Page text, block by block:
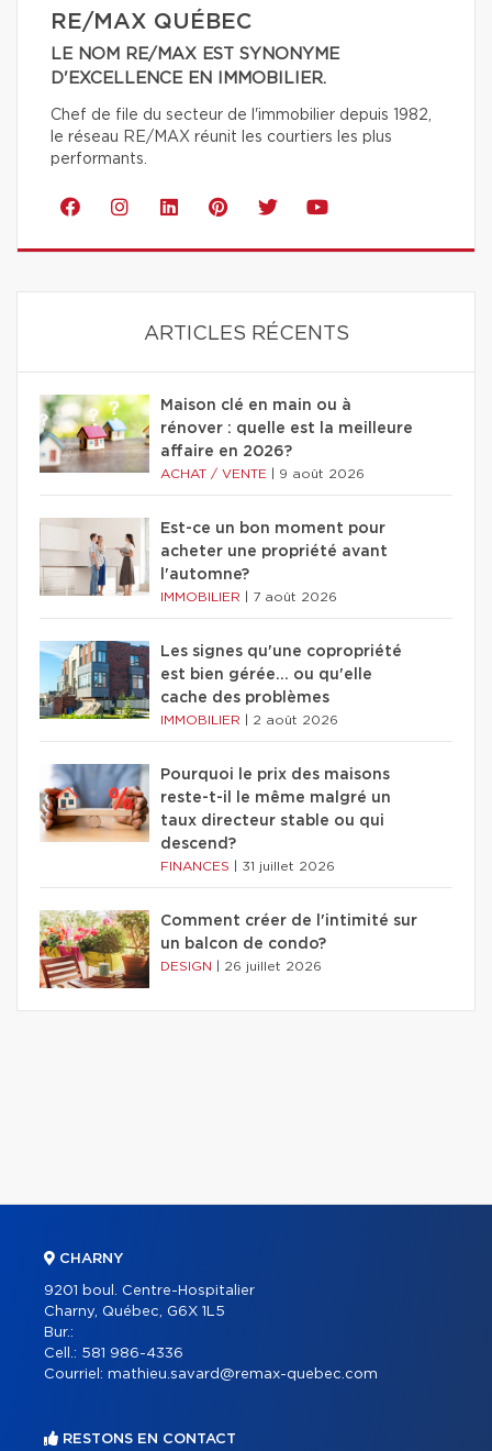
RE/MAX QUÉBEC
LE NOM RE/MAX EST SYNONYME
D'EXCELLENCE EN IMMOBILIER.
Chef de file du secteur de l'immobilier depuis 1982,
le réseau RE/MAX réunit les courtiers les plus
performants.
ARTICLES RÉCENTS
Maison clé en main ou à
rénover : quelle est la meilleure
affaire en 2026?
ACHAT / VENTE 9 août 2026
Est-ce un bon moment pour
acheter une propriété avant
l'automne?
IMMOBILIER 7 août 2026
Les signes qu'une copropriété
est bien gérée… ou qu'elle
cache des problèmes
IMMOBILIER 2 août 2026
Pourquoi le prix des maisons
reste-t-il le même malgré un
taux directeur stable ou qui
descend?
FINANCES 31 juillet 2026
Comment créer de l'intimité sur
un balcon de condo?
DESIGN 26 juillet 2026
CHARNY
9201 boul. Centre-Hospitalier
Charny, Québec, G6X 1L5
Bur.:
Cell.: 581 986-4336
Courriel: mathieu.savard@remax-quebec.com
RESTONS EN CONTACT